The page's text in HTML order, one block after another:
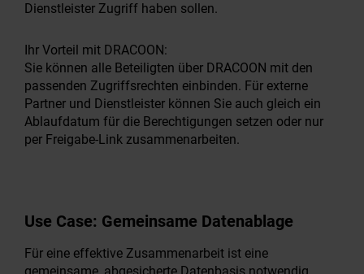
Dienstleister Zugriff haben sollen.
Ihr Vorteil mit DRACOON:
Sie können alle Beteiligten über DRACOON mit den
passenden Zugriffsrechten einbinden. Für externe
Partner und Dienstleister können Sie auch gleich ein
Ablaufdatum für die Berechtigungen setzen oder nur
per Freigabe-Link zusammenarbeiten.
Use Case: Gemeinsame Datenablage
Für eine effektive Zusammenarbeit ist eine